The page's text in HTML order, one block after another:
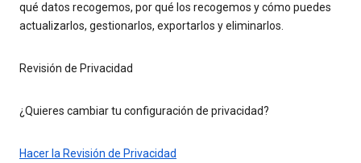
qué datos recogemos, por qué los recogemos y cómo puedes
actualizarlos, gestionarlos, exportarlos y eliminarlos.
Revisión de Privacidad
¿Quieres cambiar tu configuración de privacidad?
Hacer la Revisión de Privacidad